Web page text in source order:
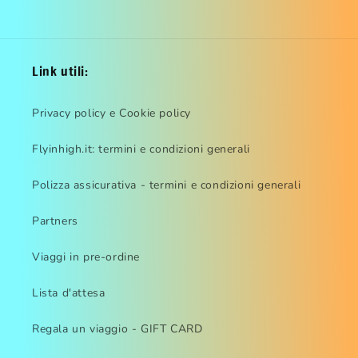
Link utili:
Privacy policy e Cookie policy
Flyinhigh.it: termini e condizioni generali
Polizza assicurativa - termini e condizioni generali
Partners
Viaggi in pre-ordine
Lista d'attesa
Regala un viaggio - GIFT CARD